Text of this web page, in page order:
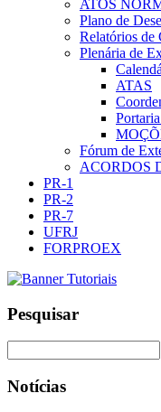
ATOS
Plano de
Relatórios de
Plenária de
ATAS
Fórum de
ACORDOS
PR-1
PR-2
PR-7
UFRJ
FORPROEX
Pesquisar
Notícias